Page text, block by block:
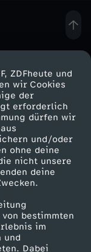
ZDFheute und
wir Cookies
der
erforderlich
dürfen wir
und/oder
ohne deine
nicht unsere
deine
bestimmten
im
und
Dabei
ZDF